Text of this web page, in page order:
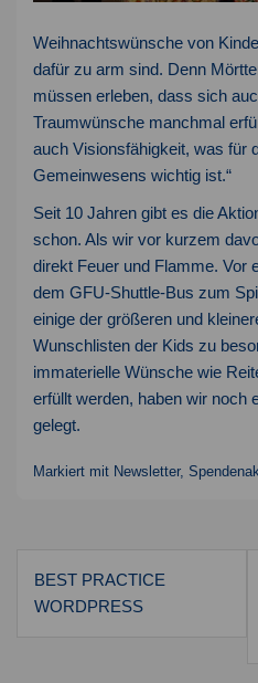
Weihnachtswünsche von
dafür zu arm sind. Denn
müssen erleben, dass sich
Traumwünsche manchmal
auch Visionsfähigkeit, was für
Gemeinwesens wichtig ist.“
Seit 10 Jahren gibt es die
schon. Als wir vor kurzem
direkt Feuer und Flamme. Vor
dem GFU-Shuttle-Bus zum
einige der größeren und
Wunschlisten der Kids zu
immaterielle Wünsche wie
erfüllt werden, haben wir noch
gelegt.
Markiert mit Newsletter,
BEST PRACTICE
WORDPRESS